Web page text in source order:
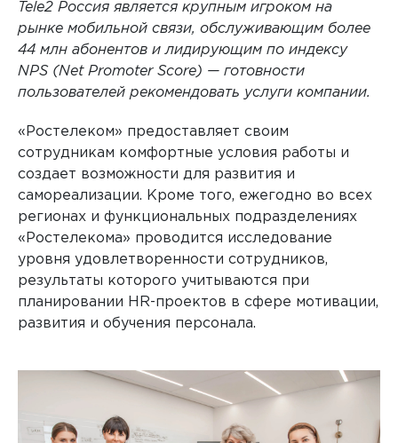
Tele2 Россия является крупным игроком на
рынке мобильной связи, обслуживающим более
44 млн абонентов и лидирующим по индексу
NPS (Net Promoter Score) — готовности
пользователей рекомендовать услуги компании.
«Ростелеком» предоставляет своим
сотрудникам комфортные условия работы и
создает возможности для развития и
самореализации. Кроме того, ежегодно во всех
регионах и функциональных подразделениях
«Ростелекома» проводится исследование
уровня удовлетворенности сотрудников,
результаты которого учитываются при
планировании HR-проектов в сфере мотивации,
развития и обучения персонала.